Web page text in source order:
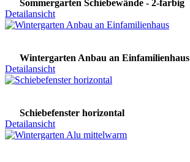
Sommergarten Schiebewände - 2-farbig
Detailansicht
Wintergarten Anbau an Einfamilienhaus
Detailansicht
Schiebefenster horizontal
Detailansicht